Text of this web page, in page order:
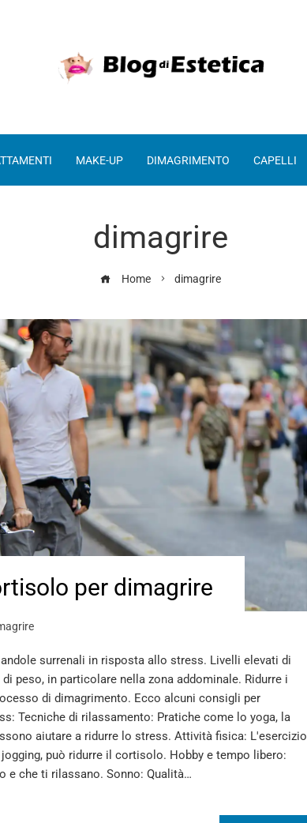
MAKE-UP DIMAGRIMENTO CAPELLI
dimagrire
Home dimagrire
per dimagrire
surrenali in risposta allo stress. Livelli elevati di
peso, in particolare nella zona addominale. Ridurre i
di dimagrimento. Ecco alcuni consigli per
Tecniche di rilassamento: Pratiche come lo yoga, la
aiutare a ridurre lo stress. Attività fisica: L'esercizio
può ridurre il cortisolo. Hobby e tempo libero:
e che ti rilassano. Sonno: Qualità…